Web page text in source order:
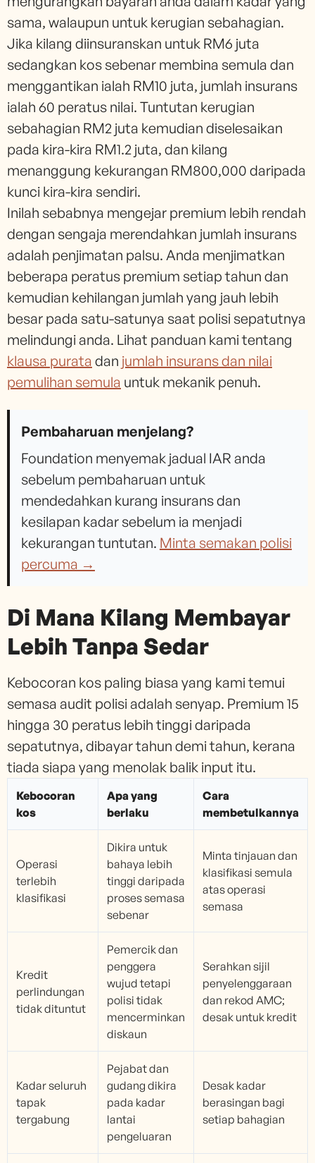
sama, walaupun untuk kerugian sebahagian.
Jika kilang diinsuranskan untuk RM6 juta
sedangkan kos sebenar membina semula dan
menggantikan ialah RM10 juta, jumlah insurans
ialah 60 peratus nilai. Tuntutan kerugian
sebahagian RM2 juta kemudian diselesaikan
pada kira-kira RM1.2 juta, dan kilang
menanggung kekurangan RM800,000 daripada
kunci kira-kira sendiri.
Inilah sebabnya mengejar premium lebih rendah
dengan sengaja merendahkan jumlah insurans
adalah penjimatan palsu. Anda menjimatkan
beberapa peratus premium setiap tahun dan
kemudian kehilangan jumlah yang jauh lebih
besar pada satu-satunya saat polisi sepatutnya
melindungi anda. Lihat panduan kami tentang
klausa purata dan jumlah insurans dan nilai
pemulihan semula untuk mekanik penuh.
Pembaharuan menjelang?
Foundation menyemak jadual IAR anda
sebelum pembaharuan untuk
mendedahkan kurang insurans dan
kesilapan kadar sebelum ia menjadi
kekurangan tuntutan. Minta semakan polisi
percuma →
Di Mana Kilang Membayar
Lebih Tanpa Sedar
Kebocoran kos paling biasa yang kami temui
semasa audit polisi adalah senyap. Premium 15
hingga 30 peratus lebih tinggi daripada
sepatutnya, dibayar tahun demi tahun, kerana
tiada siapa yang menolak balik input itu.
Kebocoran
kos
Apa yang
berlaku
Cara
membetulkannya
Operasi
terlebih
klasifikasi
Dikira untuk
bahaya lebih
tinggi daripada
proses semasa
sebenar
Minta tinjauan dan
klasifikasi semula
atas operasi
semasa
Kredit
perlindungan
tidak dituntut
Pemercik dan
penggera
wujud tetapi
polisi tidak
mencerminkan
diskaun
Serahkan sijil
penyelenggaraan
dan rekod AMC;
desak untuk kredit
Kadar seluruh
tapak
tergabung
Pejabat dan
gudang dikira
pada kadar
lantai
pengeluaran
Desak kadar
berasingan bagi
setiap bahagian